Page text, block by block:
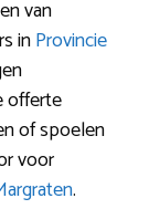
van
inProvincie
offerte
of spoelen
voor
.